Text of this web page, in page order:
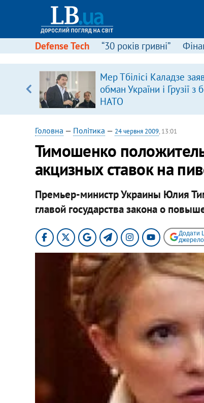
Defense Tech “30 років гривні”
Мер Тбілісі Каладзе
обман України і Грузії з
НАТО
Головна — Політика — 24 червня 2009, 13:01
Тимошенко
акцизных ставок на
Премьер-министр Украины Юлия
главой государства закона о
Додати